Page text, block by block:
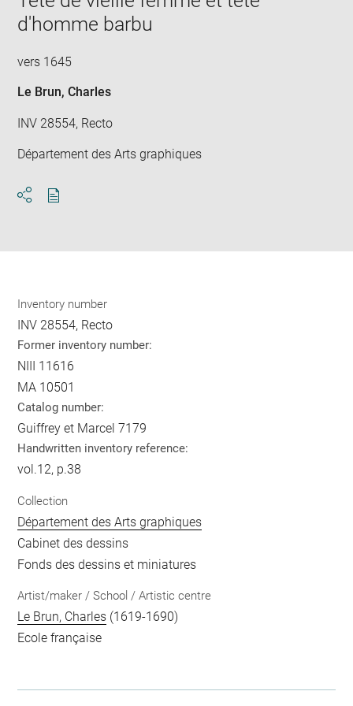
d'homme barbu
vers 1645
Le Brun, Charles
INV 28554, Recto
Département des Arts graphiques
Inventory number
INV 28554, Recto
Former inventory number:
NIII 11616
MA 10501
Catalog number:
Guiffrey et Marcel 7179
Handwritten inventory reference:
vol.12, p.38
Collection
Département des Arts graphiques
Cabinet des dessins
Fonds des dessins et miniatures
Artist/maker / School / Artistic centre
Le Brun, Charles (1619-1690)
Ecole française